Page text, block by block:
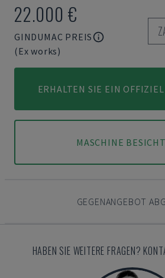
22.000 €
GINDUMAC PREIS
(Ex works)
ERHALTEN SIE EIN
MASCHINE
GEGENANGEBOT
HABEN SIE WEITERE FRAGEN?